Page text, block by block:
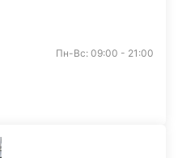
Пн-Вс: 09:00 - 21:00